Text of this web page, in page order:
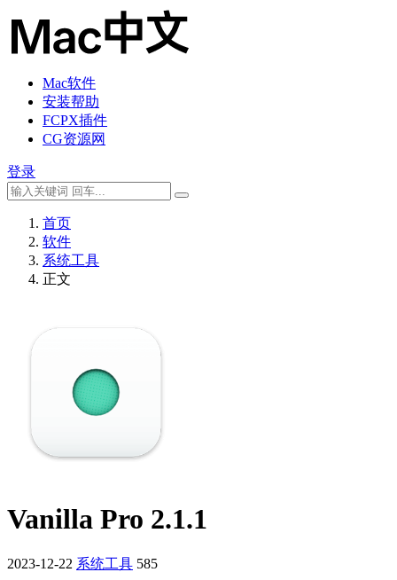
Mac软件
安装帮助
FCPX插件
CG资源网
登录
首页
软件
系统工具
正文
Vanilla Pro 2.1.1
2023-12-22 系统工具 585